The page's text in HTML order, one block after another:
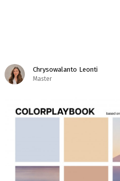
Chrysowalanto Leonti
Master